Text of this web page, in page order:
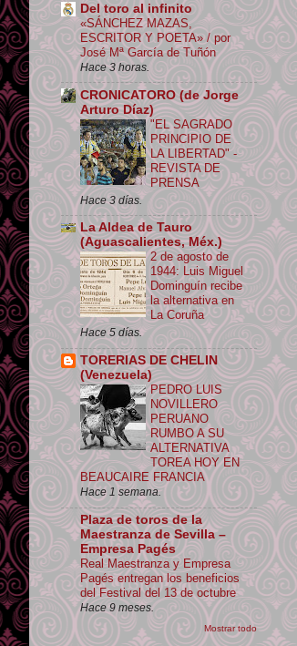
Del toro al infinito
«SÁNCHEZ MAZAS,
ESCRITOR Y POETA» / por
José Mª García de Tuñón
Hace 3 horas.
CRONICATORO (de Jorge
Arturo Díaz)
"EL SAGRADO
PRINCIPIO DE
LA LIBERTAD" -
REVISTA DE
PRENSA
Hace 3 días.
La Aldea de Tauro
(Aguascalientes, Méx.)
2 de agosto de
1944: Luis Miguel
Dominguín recibe
la alternativa en
La Coruña
Hace 5 días.
TORERIAS DE CHELIN
(Venezuela)
PEDRO LUIS
NOVILLERO
PERUANO
RUMBO A SU
ALTERNATIVA
TOREA HOY EN
BEAUCAIRE FRANCIA
Hace 1 semana.
Plaza de toros de la
Maestranza de Sevilla –
Empresa Pagés
Real Maestranza y Empresa
Pagés entregan los beneficios
del Festival del 13 de octubre
Hace 9 meses.
Mostrar todo